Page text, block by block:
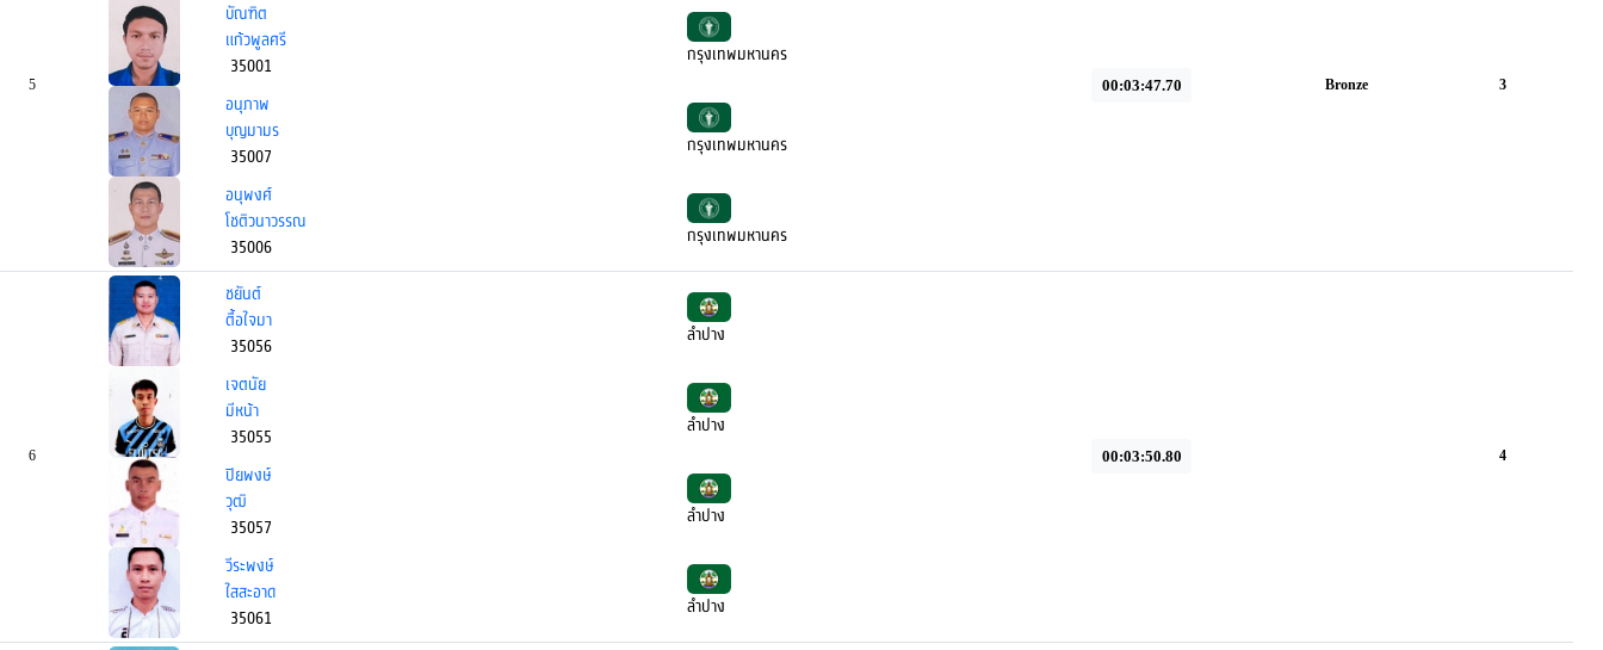
5
บัณฑิต
แก้วพูลศรี
35001
กรุงเทพมหานคร
อนุภาพ
บุญมามร
35007
กรุงเทพมหานคร
อนุพงศ์
โชติวนาวรรณ
35006
กรุงเทพมหานคร
00:03:47.70 Bronze 3
6
ชยันต์
ตื้อใจมา
35056
ลำปาง
เจตนัย
มีหน้า
35055
ลำปาง
ปิยพงษ์
วุฒิ
35057
ลำปาง
วีระพงษ์
ใสสะอาด
35061
ลำปาง
00:03:50.80 4